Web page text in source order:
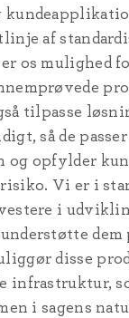
af
os mulighed
tilpasse
så de
og opfylder
Vi er i
i
dem
disse
infrastruktur,
i sagens